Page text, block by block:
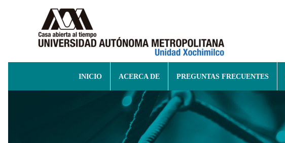
INICIO ACERCA DE PREGUNTAS FRECUENTES